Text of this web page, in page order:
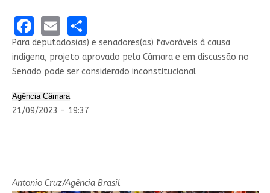
Facebook
EmailShare
Para deputados(as) e senadores(as) favoráveis à causa
indígena, projeto aprovado pela Câmara e em discussão no
Senado pode ser considerado inconstitucional
Agência Câmara
21/09/2023 - 19:37
Antonio Cruz/Agência Brasil